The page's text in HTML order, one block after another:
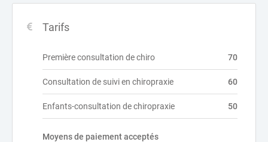
Tarifs
Première consultation de chiro 70
Consultation de suivi en chiropraxie 60
Enfants-consultation de chiropraxie 50
Moyens de paiement acceptés